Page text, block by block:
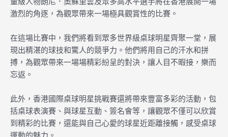
激烈的角逐，為觀眾帶來一場極具觀賞性的比賽。
在這場比賽中，我們將看到眾多世界級桌球明星齊聚一堂，展
現出精湛的球技和驚人的競爭力。他們將用自己的汗水和拼
搏，為觀眾帶來一場場精彩紛呈的對決，讓人目不暇接，樂而
忘返。
此外，香港國際桌球明星挑戰賽還將帶來豐富多彩的活動，包
括桌球表演賽、與球星互動、簽名會等，讓觀眾不僅可以欣賞
到精彩的比賽，還能與自己心愛的球星近距離接觸，感受桌球